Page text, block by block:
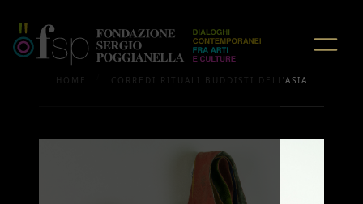
HOME CORREDI RITUALI BUDDISTI DELL'ASIA